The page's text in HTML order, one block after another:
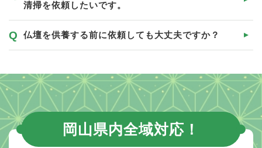
清掃を依頼したいです。
仏壇を供養する前に依頼しても大丈夫ですか？
岡山県内全域対応！